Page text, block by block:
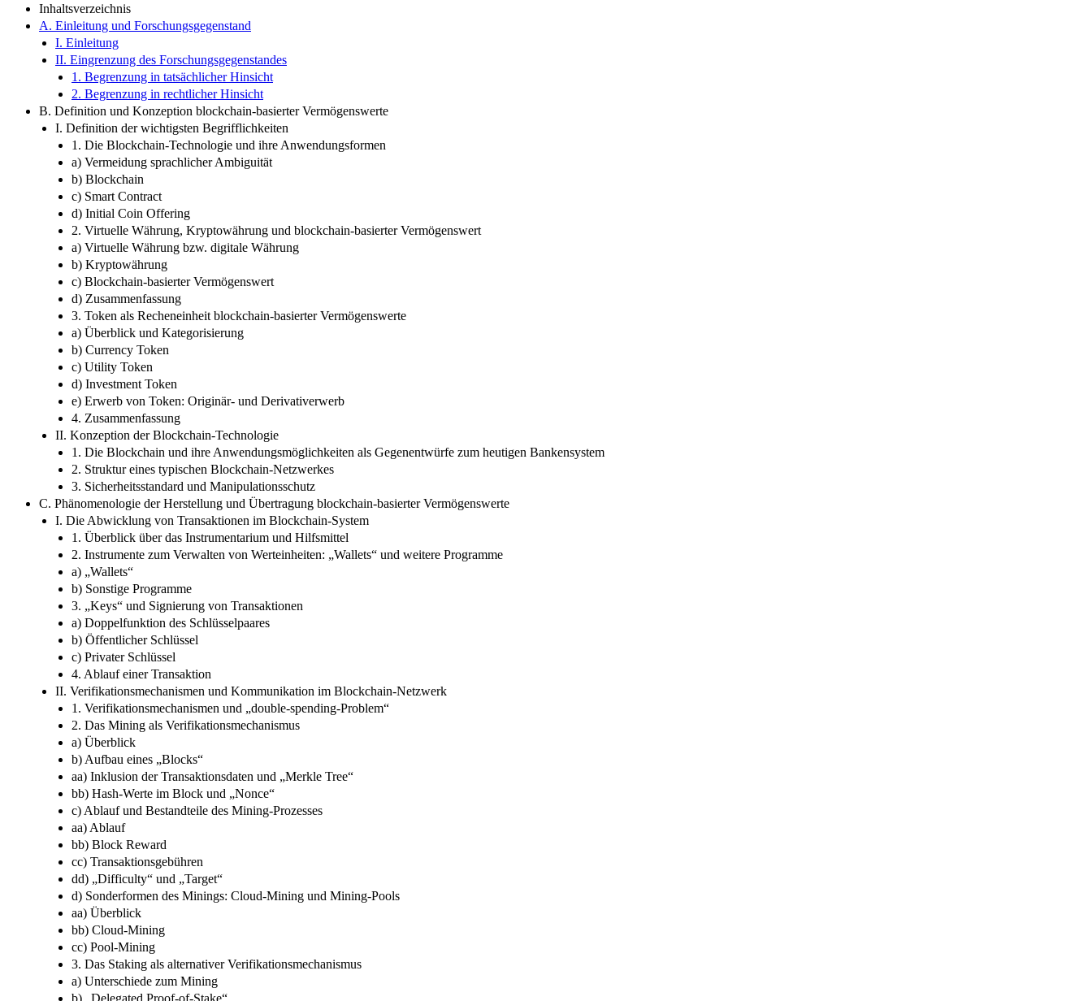
Inhaltsverzeichnis
A. Einleitung und Forschungsgegenstand
I. Einleitung
II. Eingrenzung des Forschungsgegenstandes
1. Begrenzung in tatsächlicher Hinsicht
2. Begrenzung in rechtlicher Hinsicht
B. Definition und Konzeption blockchain-basierter Vermögenswerte
I. Definition der wichtigsten Begrifflichkeiten
1. Die Blockchain-Technologie und ihre Anwendungsformen
a) Vermeidung sprachlicher Ambiguität
b) Blockchain
c) Smart Contract
d) Initial Coin Offering
2. Virtuelle Währung, Kryptowährung und blockchain-basierter Vermögenswert
a) Virtuelle Währung bzw. digitale Währung
b) Kryptowährung
c) Blockchain-basierter Vermögenswert
d) Zusammenfassung
3. Token als Recheneinheit blockchain-basierter Vermögenswerte
a) Überblick und Kategorisierung
b) Currency Token
c) Utility Token
d) Investment Token
e) Erwerb von Token: Originär- und Derivativerwerb
4. Zusammenfassung
II. Konzeption der Blockchain-Technologie
1. Die Blockchain und ihre Anwendungsmöglichkeiten als Gegenentwürfe zum heutigen Bankensystem
2. Struktur eines typischen Blockchain-Netzwerkes
3. Sicherheitsstandard und Manipulationsschutz
C. Phänomenologie der Herstellung und Übertragung blockchain-basierter Vermögenswerte
I. Die Abwicklung von Transaktionen im Blockchain-System
1. Überblick über das Instrumentarium und Hilfsmittel
2. Instrumente zum Verwalten von Werteinheiten: „Wallets“ und weitere Programme
a) „Wallets“
b) Sonstige Programme
3. „Keys“ und Signierung von Transaktionen
a) Doppelfunktion des Schlüsselpaares
b) Öffentlicher Schlüssel
c) Privater Schlüssel
4. Ablauf einer Transaktion
II. Verifikationsmechanismen und Kommunikation im Blockchain-Netzwerk
1. Verifikationsmechanismen und „double-spending-Problem“
2. Das Mining als Verifikationsmechanismus
a) Überblick
b) Aufbau eines „Blocks“
aa) Inklusion der Transaktionsdaten und „Merkle Tree“
bb) Hash-Werte im Block und „Nonce“
c) Ablauf und Bestandteile des Mining-Prozesses
aa) Ablauf
bb) Block Reward
cc) Transaktionsgebühren
dd) „Difficulty“ und „Target“
d) Sonderformen des Minings: Cloud-Mining und Mining-Pools
aa) Überblick
bb) Cloud-Mining
cc) Pool-Mining
3. Das Staking als alternativer Verifikationsmechanismus
a) Unterschiede zum Mining
b) „Delegated Proof-of-Stake“